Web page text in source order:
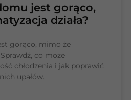
jest gorąco,
działa?
gorąco, mimo że
co może
chłodzenia i jak poprawić
upałów.